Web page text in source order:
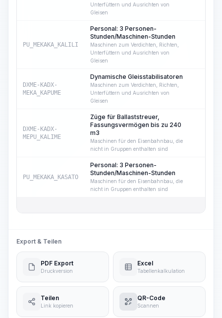
Unterfüttern und Ausrichten von
Gleisen
PU_MEKAKA_KALILI
Personal: 3 Personen-
Stunden/Maschinen-Stunden
Maschinen zum Verdichten, Richten,
Unterfüttern und Ausrichten von
Gleisen
DXME-KADX-
MEKA_KAPUME
Dynamische Gleisstabilisatoren
Maschinen zum Verdichten, Richten,
Unterfüttern und Ausrichten von
Gleisen
DXME-KADX-
MEPU_KALIME
Züge für Ballaststreuer,
Fassungsvermögen bis zu 240
m3
Maschinen für den Eisenbahnbau, die
nicht in Gruppen enthalten sind
PU_MEKAKA_KASATO
Personal: 3 Personen-
Stunden/Maschinen-Stunden
Maschinen für den Eisenbahnbau, die
nicht in Gruppen enthalten sind
Export & Teilen
PDF Export
Druckversion
Excel
Tabellenkalkulation
Teilen
Link kopieren
QR-Code
Scannen